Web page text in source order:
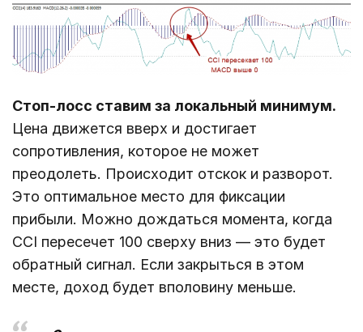
Стоп-лосс ставим за локальный минимум.
Цена движется вверх и достигает
сопротивления, которое не может
преодолеть. Происходит отскок и разворот.
Это оптимальное место для фиксации
прибыли. Можно дождаться момента, когда
CCI пересечет 100 сверху вниз ― это будет
обратный сигнал. Если закрыться в этом
месте, доход будет вполовину меньше.